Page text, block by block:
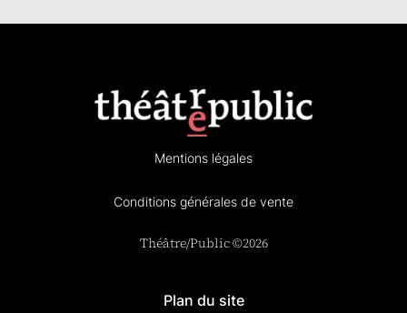
Mentions légales
Conditions générales de vente
Théâtre/Public ©2026
Plan du site